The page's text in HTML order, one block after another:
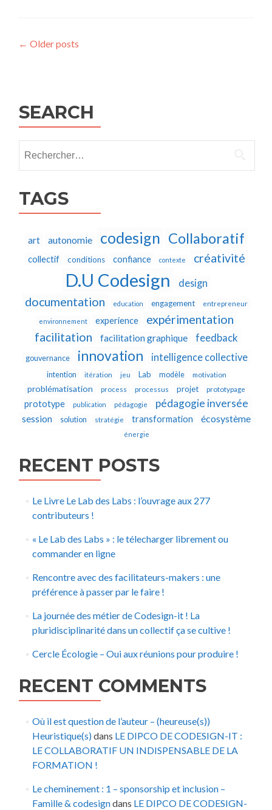
Posts
← Older posts
SEARCH
TAGS
art autonomie codesign Collaboratif
collectif conditions confiance contexte créativité
D.U Codesign design
documentation education engagement entrepreneur
environnement experience
expérimentation
facilitation
facilitation graphique feedback
gouvernance innovation intelligence collective
intention itération jeu Lab modèle motivation
problématisation process processus projet prototypage
prototype publication pédagogie pédagogie inversée
session solution stratégie transformation écosystème
énergie
RECENT POSTS
Le Livre Le Lab des Labs : l’ouvrage aux 277
contributeurs !
« Le Lab des Labs » : le télecharger librement ou
commander en ligne
Rencontre avec des facilitateurs-makers : une
préférence à passer par le faire !
La journée des métier de Codesign-it ! La
pluridisciplinarité dans un collectif ça se cultive !
Cercle Écologie – Oui aux réunions pour produire !
RECENT COMMENTS
Où il est question de l’auteur – (heureuse(s))
Heuristique(s)dans LE DIPCO DE CODESIGN-IT :
LE COLLABORATIF UN INDISPENSABLE DE LA
FORMATION !
Le cheminement : 1 – sponsorship et inclusion –
Famille & codesigndans LE DIPCO DE CODESIGN-